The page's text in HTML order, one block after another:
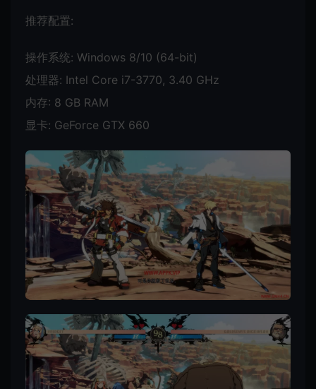
推荐配置:
操作系统: Windows 8/10 (64-bit)
处理器: Intel Core i7-3770, 3.40 GHz
内存: 8 GB RAM
显卡: GeForce GTX 660